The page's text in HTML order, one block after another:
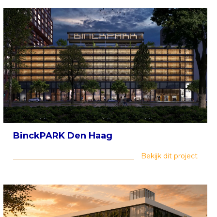
BinckPARK Den Haag
Bekijk dit project